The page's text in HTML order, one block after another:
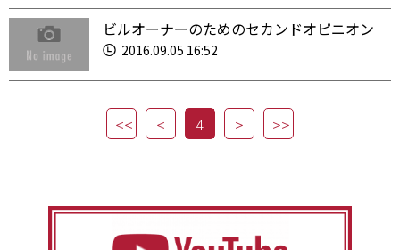
ビルオーナーのためのセカンドオピニオン
2016.09.05 16:52
4